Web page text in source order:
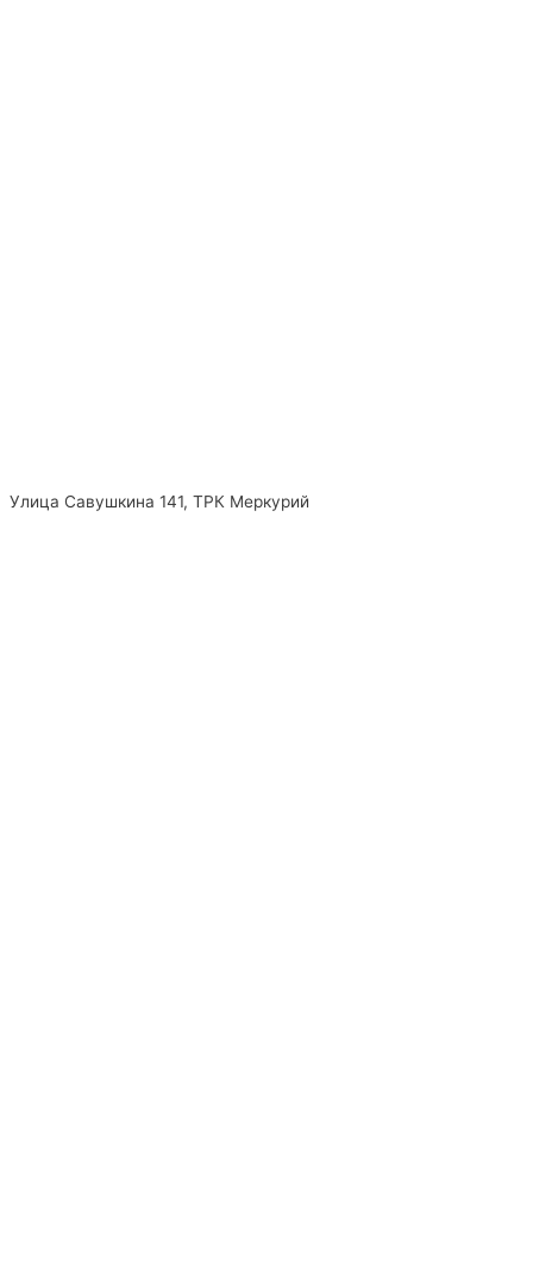
Улица Савушкина 141, ТРК Меркурий